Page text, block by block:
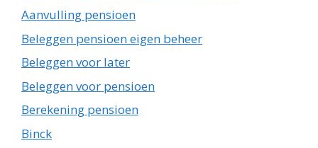
Aanvulling pensioen
Beleggen pensioen eigen beheer
Beleggen voor later
Beleggen voor pensioen
Berekening pensioen
Binck